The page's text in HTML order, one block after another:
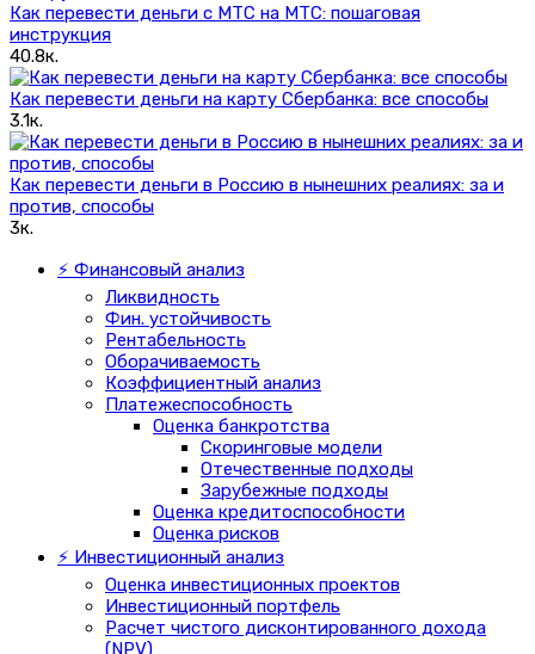
Как перевести деньги с МТС на МТС: пошаговая
инструкция
40.8к.
Как перевести деньги на карту Сбербанка: все способы
3.1к.
Как перевести деньги в Россию в нынешних реалиях: за и
против, способы
3к.
⚡ Финансовый анализ
Ликвидность
Фин. устойчивость
Рентабельность
Оборачиваемость
Коэффициентный анализ
Платежеспособность
Оценка банкротства
Скоринговые модели
Отечественные подходы
Зарубежные подходы
Оценка кредитоспособности
Оценка рисков
⚡ Инвестиционный анализ
Оценка инвестиционных проектов
Инвестиционный портфель
Расчет чистого дисконтированного дохода
(NPV)